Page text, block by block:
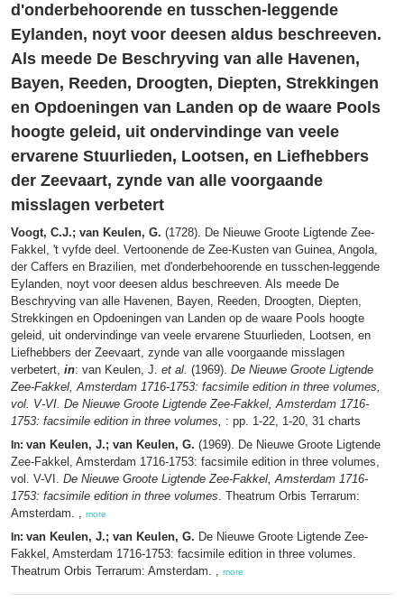
d'onderbehoorende en tusschen-leggende
Eylanden, noyt voor deesen aldus beschreeven.
Als meede De Beschryving van alle Havenen,
Bayen, Reeden, Droogten, Diepten, Strekkingen
en Opdoeningen van Landen op de waare Pools
hoogte geleid, uit ondervindinge van veele
ervarene Stuurlieden, Lootsen, en Liefhebbers
der Zeevaart, zynde van alle voorgaande
misslagen verbetert
Voogt, C.J.; van Keulen, G. (1728). De Nieuwe Groote Ligtende Zee-
Fakkel, 't vyfde deel. Vertoonende de Zee-Kusten van Guinea, Angola,
der Caffers en Brazilien, met d'onderbehoorende en tusschen-leggende
Eylanden, noyt voor deesen aldus beschreeven. Als meede De
Beschryving van alle Havenen, Bayen, Reeden, Droogten, Diepten,
Strekkingen en Opdoeningen van Landen op de waare Pools hoogte
geleid, uit ondervindinge van veele ervarene Stuurlieden, Lootsen, en
Liefhebbers der Zeevaart, zynde van alle voorgaande misslagen
verbetert, in: van Keulen, J. et al. (1969). De Nieuwe Groote Ligtende
Zee-Fakkel, Amsterdam 1716-1753: facsimile edition in three volumes,
vol. V-VI. De Nieuwe Groote Ligtende Zee-Fakkel, Amsterdam 1716-
1753: facsimile edition in three volumes, : pp. 1-22, 1-20, 31 charts
In: van Keulen, J.; van Keulen, G. (1969). De Nieuwe Groote Ligtende
Zee-Fakkel, Amsterdam 1716-1753: facsimile edition in three volumes,
vol. V-VI. De Nieuwe Groote Ligtende Zee-Fakkel, Amsterdam 1716-
1753: facsimile edition in three volumes. Theatrum Orbis Terrarum:
Amsterdam. , more
In: van Keulen, J.; van Keulen, G. De Nieuwe Groote Ligtende Zee-
Fakkel, Amsterdam 1716-1753: facsimile edition in three volumes.
Theatrum Orbis Terrarum: Amsterdam. , more